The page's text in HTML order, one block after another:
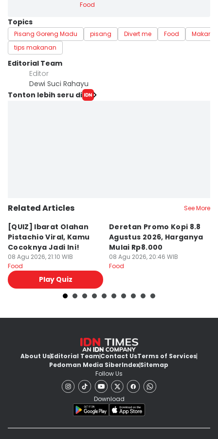
Food
Topics
Pisang Goreng Madu pisang Divert me Food
tips makanan
Editorial Team
Editor
Dewi Suci Rahayu
Tonton lebih seru di
Related Articles See More
[QUIZ] Ibarat Olahan
Pistachio Viral, Kamu
Cocoknya Jadi Ini!
08 Agu 2026, 21:10 WIB
Food
Play Quiz
Deretan Promo Kopi 8.8
Agustus 2026, Harganya
Mulai Rp8.000
08 Agu 2026, 20:46 WIB
Food
About UsEditorial TeamContact UsTerms of Services
Pedoman Media SiberIndexSitemap
Follow Us
Download